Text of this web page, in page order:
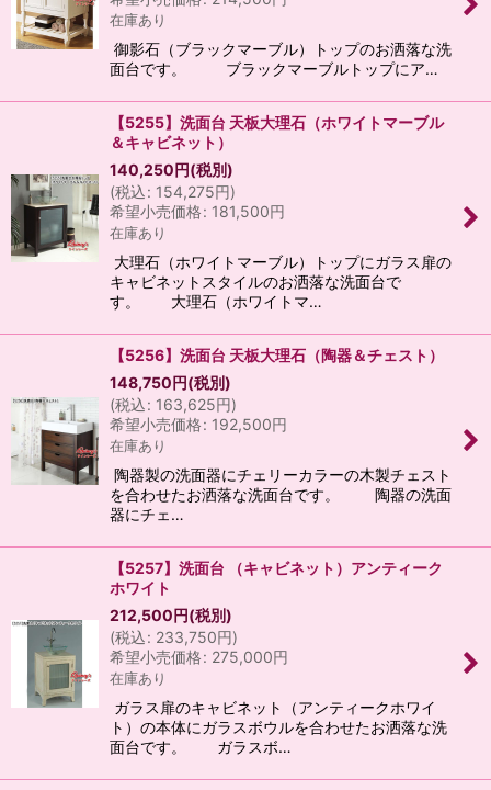
在庫あり
御影石（ブラックマーブル）トップのお洒落な洗
面台です。 ブラックマーブルトップにア…
【5255】洗面台 天板大理石（ホワイトマーブル
＆キャビネット）
140,250円(税別)
(税込: 154,275円)
希望小売価格: 181,500円
在庫あり
大理石（ホワイトマーブル）トップにガラス扉の
キャビネットスタイルのお洒落な洗面台で
す。 大理石（ホワイトマ…
【5256】洗面台 天板大理石（陶器＆チェスト）
148,750円(税別)
(税込: 163,625円)
希望小売価格: 192,500円
在庫あり
陶器製の洗面器にチェリーカラーの木製チェスト
を合わせたお洒落な洗面台です。 陶器の洗面
器にチェ…
【5257】洗面台 （キャビネット）アンティーク
ホワイト
212,500円(税別)
(税込: 233,750円)
希望小売価格: 275,000円
在庫あり
ガラス扉のキャビネット（アンティークホワイ
ト）の本体にガラスボウルを合わせたお洒落な洗
面台です。 ガラスボ…